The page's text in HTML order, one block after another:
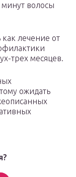
волосы
лечение от
трех месяцев.
ожидать